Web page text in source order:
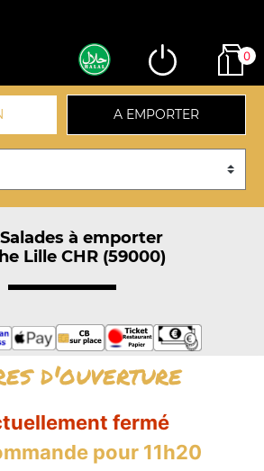
0
A EMPORTER
à emporter
Lille CHR (59000)
d'ouverture
fermé
pour 11h20